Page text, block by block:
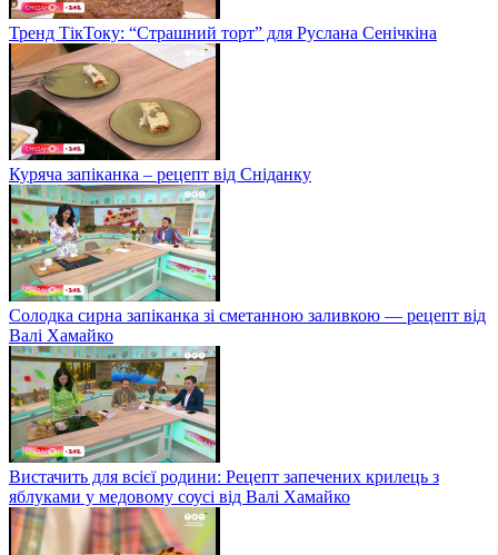
Тренд ТікТоку: “Страшний торт” для Руслана Сенічкіна
Куряча запіканка – рецепт від Сніданку
Солодка сирна запіканка зі сметанною заливкою — рецепт від
Валі Хамайко
Вистачить для всієї родини: Рецепт запечених крилець з
яблуками у медовому соусі від Валі Хамайко